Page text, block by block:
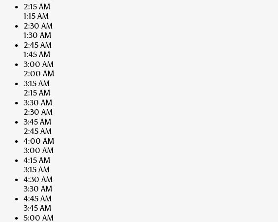
2:15 AM
1:15 AM
2:30 AM
1:30 AM
2:45 AM
1:45 AM
3:00 AM
2:00 AM
3:15 AM
2:15 AM
3:30 AM
2:30 AM
3:45 AM
2:45 AM
4:00 AM
3:00 AM
4:15 AM
3:15 AM
4:30 AM
3:30 AM
4:45 AM
3:45 AM
5:00 AM